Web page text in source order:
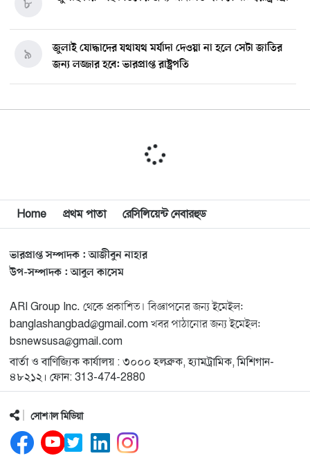
৮
জুলাই যোদ্ধাদের যথাযথ মর্যাদা দেওয়া না হলে সেটা জাতির
জন্য লজ্জার হবে: ভারপ্রাপ্ত রাষ্ট্রপতি
৯
১০
মিশিগানে দক্ষিণ সুরমা ওয়েলফেয়ার অ্যাসোসিয়েশনের
বিশ্বজুড়ে কূটনৈতিক পুনর্বিন্যাস, ৫ অঞ্চলে মিশন বন্ধ করছে
যুক্তরাষ্ট্র
১২
মিশিগানে ফ্রেন্ডস এন্ড ফ্যামিলির বনভোজনে প্রাণের উচ্ছ্বাস
১৩
মিশিগানে ডেমোক্র্যাটদের প্রাইমারিতে আল-সাইয়েদকে হারাতে
কেন এত মরিয়া ইসারায়েলি লবি এআইপ্যাক
১৪
মুনা দাওয়াহ কনফারেন্স ২০২৬ সম্পর্কে প্রেস ব্রিফিং
১৫
শেখ হাসিনার সঙ্গে সংবাদ সম্মেলনে থাকছেন সাকিব আল
হাসান
১৬
Home প্রথম পাতা রেসিলিয়েন্ট নেবারহুড
ভারপ্রাপ্ত সম্পাদক : আজীবুন নাহার
উপ-সম্পাদক : আবুল কাসেম
ARI Group Inc. থেকে প্রকাশিত। বিজ্ঞাপনের জন্য ইমেইল:
banglashangbad@gmail.com খবর পাঠানোর জন্য ইমেইল:
bsnewsusa@gmail.com
বার্তা ও বাণিজ্যিক কার্যালয় : ৩০০০ হলব্রুক, হ্যামট্রামিক, মিশিগান-
৪৮২১২। ফোন: 313-474-2880
সোশ্যাল মিডিয়া